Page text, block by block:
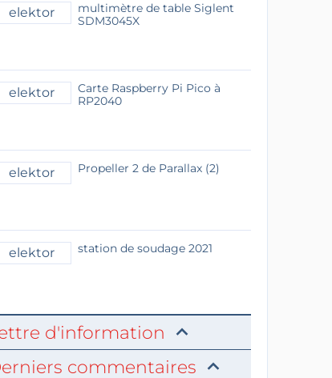
multimètre de table Siglent
SDM3045X
Carte Raspberry Pi Pico à
RP2040
Propeller 2 de Parallax (2)
station de soudage 2021
d'information
commentaires